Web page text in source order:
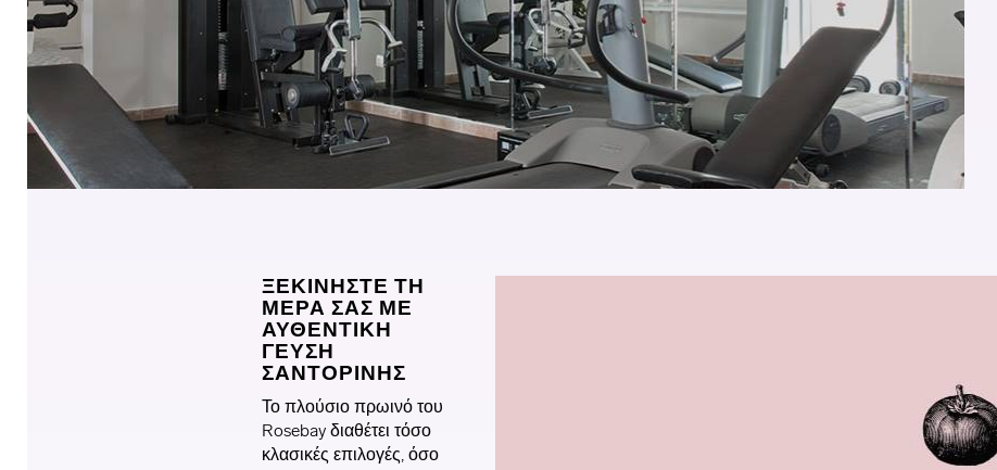
ΞΕΚΙΝΗΣΤΕ ΤΗ
ΜΕΡΑ ΣΑΣ ΜΕ
ΑΥΘΕΝΤΙΚΗ
ΓΕΥΣΗ
ΣΑΝΤΟΡΙΝΗΣ
Το πλούσιο πρωινό του
Rosebayδιαθέτει τόσο
κλασικές επιλογές, όσο